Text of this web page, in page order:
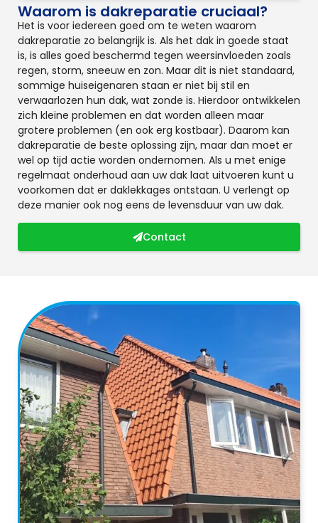
Waarom is dakreparatie cruciaal?
Het is voor iedereen goed om te weten waarom
dakreparatie zo belangrijk is. Als het dak in goede staat
is, is alles goed beschermd tegen weersinvloeden zoals
regen, storm, sneeuw en zon. Maar dit is niet standaard,
sommige huiseigenaren staan er niet bij stil en
verwaarlozen hun dak, wat zonde is. Hierdoor ontwikkelen
zich kleine problemen en dat worden alleen maar
grotere problemen (en ook erg kostbaar). Daarom kan
dakreparatie de beste oplossing zijn, maar dan moet er
wel op tijd actie worden ondernomen. Als u met enige
regelmaat onderhoud aan uw dak laat uitvoeren kunt u
voorkomen dat er daklekkages ontstaan. U verlengt op
deze manier ook nog eens de levensduur van uw dak.
Contact